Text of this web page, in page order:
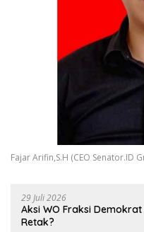
Fajar Arifin,S.H (CEO Senator.ID
29 Juli 2026
Aksi WO Fraksi
Retak?